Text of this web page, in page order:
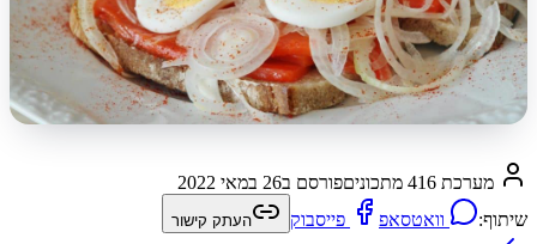
מערכת 416 מתכונים פורסם ב26 במאי 2022
שיתוף:
וואטסאפ פייסבוק העתק קישור